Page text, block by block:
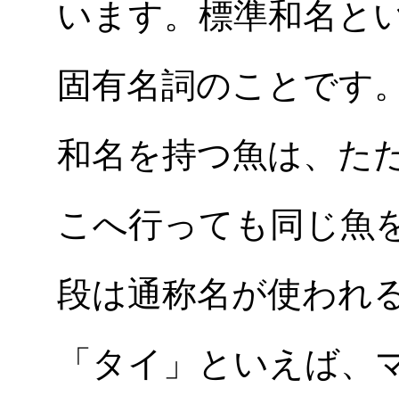
います。標準和名と
固有名詞のことです
和名を持つ魚は、た
こへ行っても同じ魚
段は通称名が使われ
「タイ」といえば